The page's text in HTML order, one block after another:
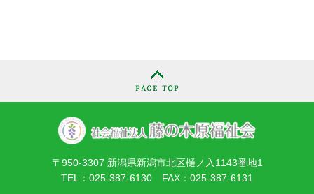
〒950-3307 新潟県新潟市北区樋ノ入1143番地1
TEL：025-387-6130 FAX：025-387-6131